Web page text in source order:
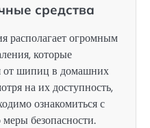
средства
располагает огромным
которые
от шипиц в домашних
на их доступность,
ознакомиться с
безопасности.